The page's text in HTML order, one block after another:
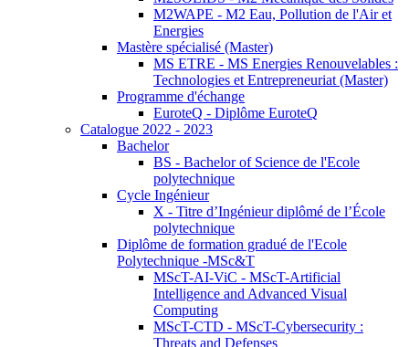
M2WAPE - M2 Eau, Pollution de l'Air et
Energies
Mastère spécialisé (Master)
MS ETRE - MS Energies Renouvelables :
Technologies et Entrepreneuriat (Master)
Programme d'échange
EuroteQ - Diplôme EuroteQ
Catalogue 2022 - 2023
Bachelor
BS - Bachelor of Science de l'Ecole
polytechnique
Cycle Ingénieur
X - Titre d’Ingénieur diplômé de l’École
polytechnique
Diplôme de formation gradué de l'Ecole
Polytechnique -MSc&T
MScT-AI-ViC - MScT-Artificial
Intelligence and Advanced Visual
Computing
MScT-CTD - MScT-Cybersecurity :
Threats and Defenses